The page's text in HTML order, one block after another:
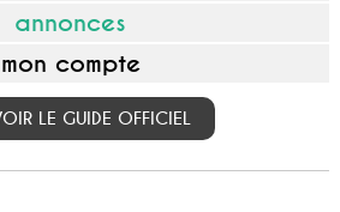
annonces
mon compte
LE GUIDE OFFICIEL